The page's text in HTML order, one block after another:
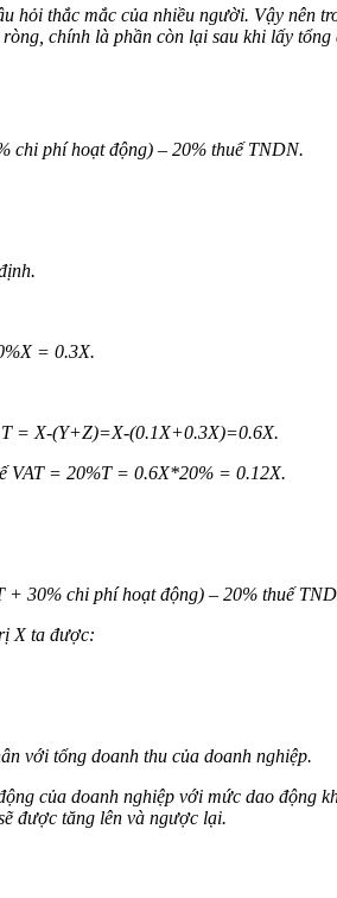
hỏi thắc mắc của nhiều người. Vậy nên
chính là phần còn lại sau khi lấy
chi phí hoạt động) – 20% thuế TNDN.
= 0.3X.
T = X-(Y+Z)=X-(0.1X+0.3X)=0.6X.
VAT = 20%T = 0.6X*20% = 0.12X.
30% chi phí hoạt động) – 20% thuế
X ta được:
với tổng doanh thu của doanh nghiệp.
của doanh nghiệp với mức dao động
được tăng lên và ngược lại.